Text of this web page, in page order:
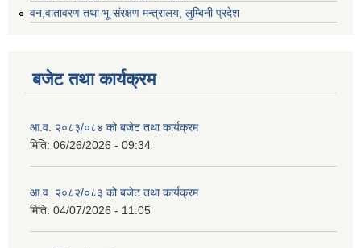
वन,वातावरण तथा भू-संरक्षण मन्त्रालय, लुम्बिनी प्रदेश
बजेट तथा कार्यक्रम
आ.व. २०८३/०८४ को बजेट तथा कार्यक्रम
मिति: 06/26/2026 - 09:34
आ.व. २०८२/०८३ को बजेट तथा कार्यक्रम
मिति: 04/07/2026 - 11:05